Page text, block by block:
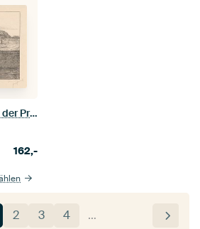
Simon Moulijn, Ansicht der Promers-Bastei, 1933
162,-
2 3 4 …